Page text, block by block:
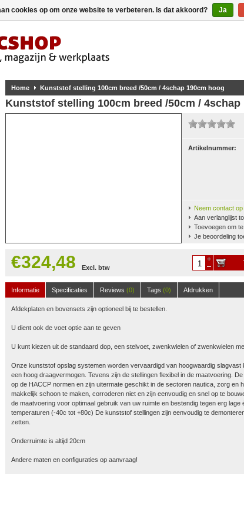
Home Kunststof stelling 100cm breed /50cm / 4schap 190cm hoog
Kunststof stelling 100cm breed /50cm / 4schap
Artikelnummer:
Neem contact
Aan verlanglijst
Toevoegen om
Je beoordeling
€324,48 Excl. btw
Informatie
Specificaties Reviews (0) Tags (0) Afdrukken
Afdekplaten en bovensets zijn optioneel bij te bestellen.
U dient ook de voet optie aan te geven
U kunt kiezen uit de standaard dop, een stelvoet, zwenkwielen of zwenkwielen
Onze kunststof opslag systemen worden vervaardigd van hoogwaardig slagvast
een hoog draagvermogen. Tevens zijn de stellingen flexibel in de maatvoering.
op de HACCP normen en zijn uitermate geschikt in de sectoren nautica, zorg en
makkelijk schoon te maken, corroderen niet en zijn eenvoudig en snel op te
de maatvoering voor optimaal gebruik van uw ruimte en bestendig tegen erg lage
temperaturen (-40c tot +80c) De kunststof stellingen zijn eenvoudig te
zetten.
Onderruimte is altijd 20cm
Andere maten en configuraties op aanvraag!
cookies op om onze website te verbeteren. Is dat akkoord? Ja